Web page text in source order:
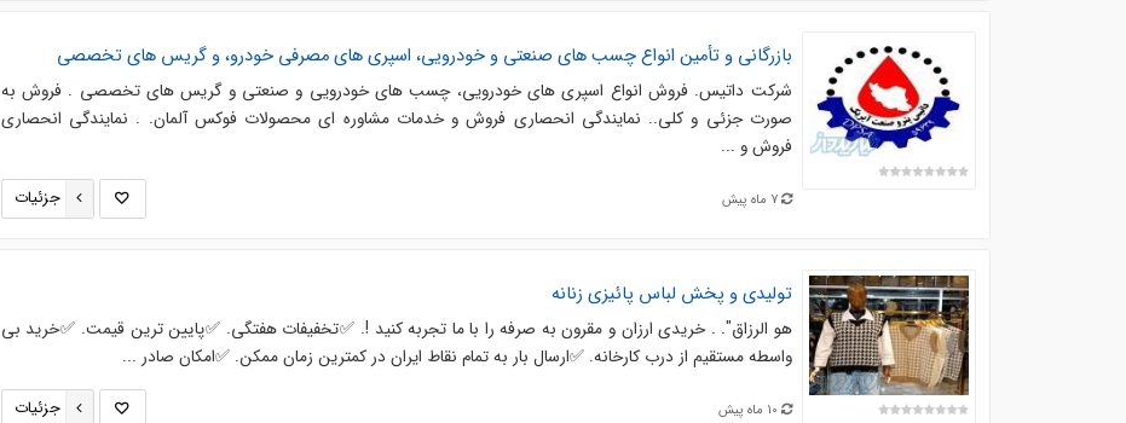
بازرگانی و تأمین انواع چسب های صنعتی و خودرویی، اسپری های مصرفی خودرو، و گریس های تخصصی
شرکت داتیس. فروش انواع اسپری های خودرویی، چسب های خودرویی و صنعتی و گریس های تخصصی . فروش به
صورت جزئی و کلی.. نمایندگی انحصاری فروش و خدمات مشاوره ای محصولات فوکس آلمان. . نمایندگی انحصاری
فروش و ...
7 ماه پیش جزئیات
تولیدی و پخش لباس پائیزی زنانه
هو الرزاق". . خریدی ارزان و مقرون به صرفه را با ما تجربه کنید !. ✅تخفیفات هفتگی. ✅پایین ترین قیمت. ✅خرید بی
واسطه مستقیم از درب کارخانه. ✅ارسال بار به تمام نقاط ایران در کمترین زمان ممکن. ✅امکان صادر ...
10 ماه پیش جزئیات